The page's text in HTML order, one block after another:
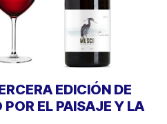
EDICIÓN DE
EL PAISAJE Y LA